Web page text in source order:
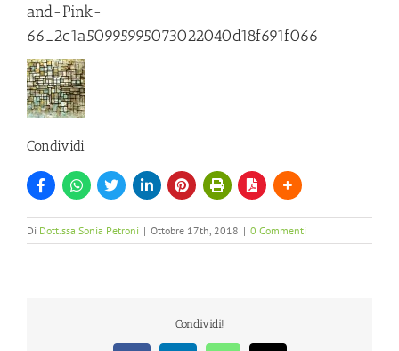
and-Pink-
66_2c1a50995995073022040d18f691f066
Condividi
Di Dott.ssa Sonia Petroni | Ottobre 17th, 2018 | 0 Commenti
Condividi!